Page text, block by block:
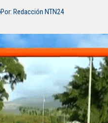
Por: Redacción NTN24